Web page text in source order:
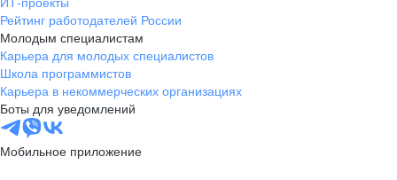
помещение 21
+7 383 207-94-64
pr@nsk.hh.ru
Минск
пр-т Дзержинского, д. 57,
10 этаж, помещение 45-1
Рейтинг работодателей России
Молодым специалистам
Карьера для молодых специалистов
Школа программистов
Карьера в некоммерческих организациях
Боты для уведомлений
Мобильное приложение